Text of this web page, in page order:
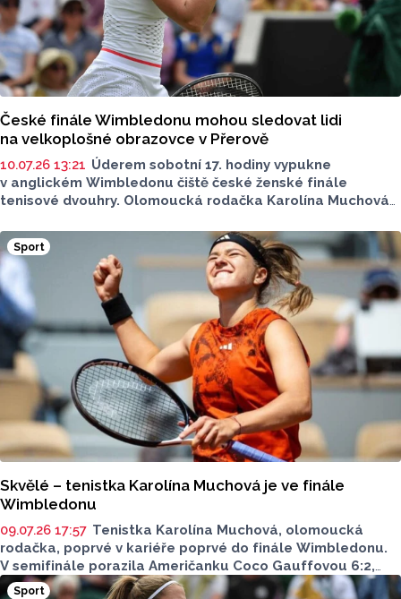
České finále Wimbledonu mohou sledovat lidi
na velkoplošné obrazovce v Přerově
10.07.26 13:21 Úderem sobotní 17. hodiny vypukne
v anglickém Wimbledonu čiště české ženské finále
tenisové dvouhry. Olomoucká rodačka Karolína Muchová
možnost společně sledovat finále v parčíku U Majáku
v Bezručově ulici.
Sport
Skvělé – tenistka Karolína Muchová je ve finále
Wimbledonu
09.07.26 17:57 Tenistka Karolína Muchová, olomoucká
rodačka, poprvé v kariéře poprvé do finále Wimbledonu.
V semifinále porazila Američanku Coco Gauffovou 6:2,
1:6, 7:6, rozhodující super tie-break vyhrála 12:10.
Sport